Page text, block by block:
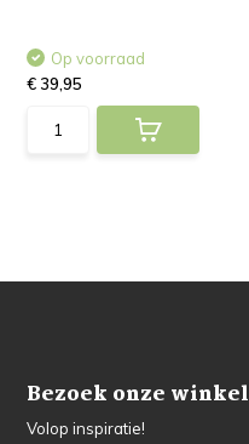
Op voorraad
€ 39,95
Bezoek onze winkel
Volop inspiratie!